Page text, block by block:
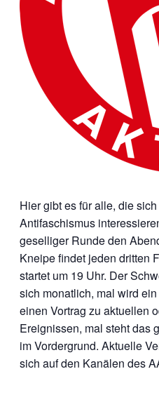
Hier gibt es für alle, die
Antifaschismus
geselliger Runde den
Kneipe findet jeden dritten
startet um 19 Uhr. Der
sich monatlich, mal wird
einen Vortrag zu aktuellen
Ereignissen, mal steht das
im Vordergrund. Aktuelle
sich auf den Kanälen des